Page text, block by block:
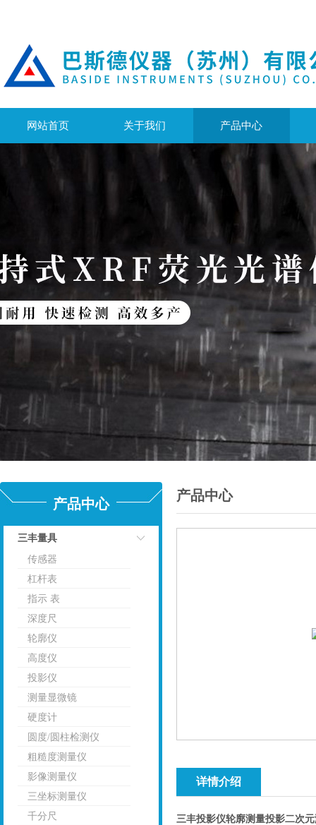
网站首页 关于我们 产品中心
产品中心
三丰量具
传感器
杠杆表
指示 表
深度尺
轮廓仪
高度仪
投影仪
测量显微镜
硬度计
圆度/圆柱检测仪
粗糙度测量仪
影像测量仪
三坐标测量仪
千分尺
产品中心
详情介绍
三丰投影仪轮廓测量投影二次